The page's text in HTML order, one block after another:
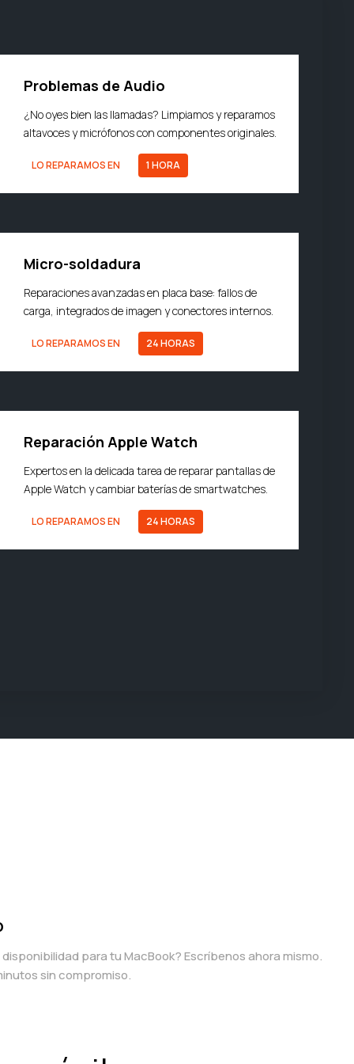
Problemas de Audio
¿No oyes bien las llamadas? Limpiamos y reparamos
altavoces y micrófonos con componentes originales.
LO REPARAMOS EN 1 HORA
Micro-soldadura
Reparaciones avanzadas en placa base: fallos de
carga, integrados de imagen y conectores internos.
LO REPARAMOS EN 24 HORAS
Reparación Apple Watch
Expertos en la delicada tarea de reparar pantallas de
Apple Watch y cambiar baterías de smartwatches.
LO REPARAMOS EN 24 HORAS
para tu MacBook? Escríbenos ahora mismo.
sin compromiso.